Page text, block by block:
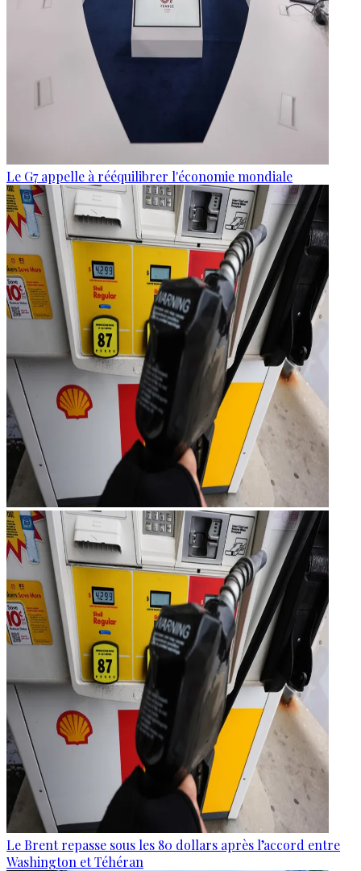
Le G7 appelle à rééquilibrer l'économie mondiale
Le Brent repasse sous les 80 dollars après l’accord entre
Washington et Téhéran